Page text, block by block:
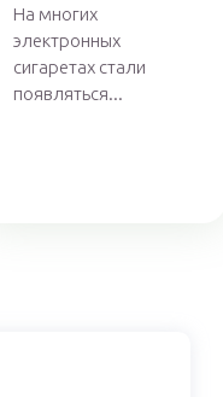
На многих
электронных
сигаретах стали
появляться...